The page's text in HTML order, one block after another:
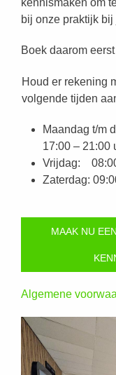
kennismaken om
bij onze praktijk bij
Boek daarom
Houd er rekening
volgende tijden
Maandag t/m
17:00 – 21:00
Vrijdag:
Zaterdag:
MAAK NU
Algemene